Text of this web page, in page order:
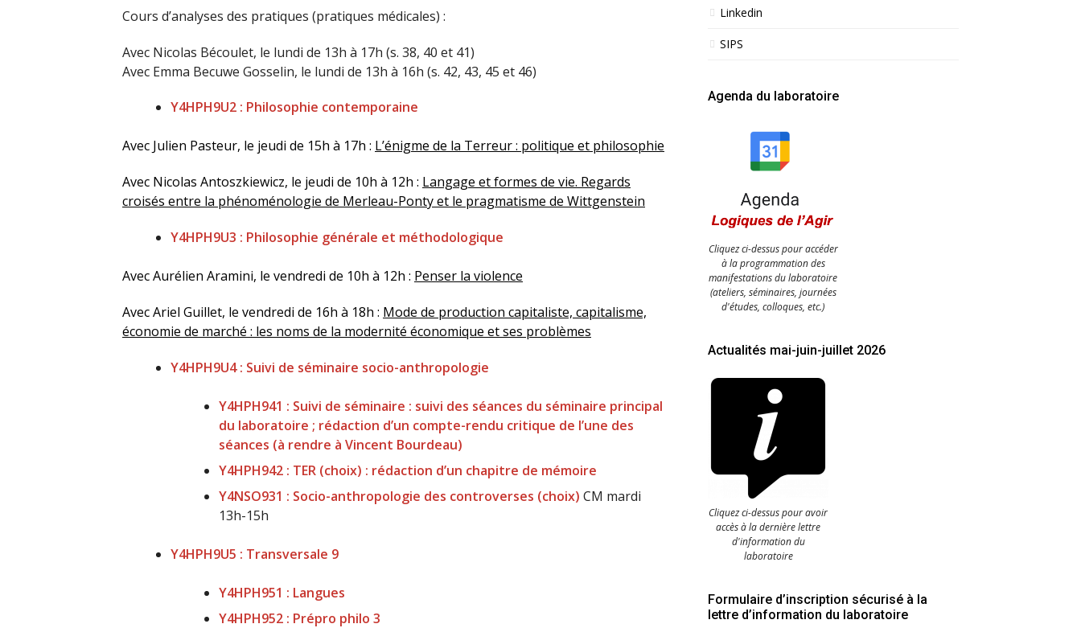
Cours d’analyses des pratiques (pratiques médicales) :
Avec Nicolas Bécoulet, le lundi de 13h à 17h (s. 38, 40 et 41)
Avec Emma Becuwe Gosselin, le lundi de 13h à 16h (s. 42, 43, 45 et 46)
Y4HPH9U2 : Philosophie contemporaine
Avec Julien Pasteur, le jeudi de 15h à 17h : L’énigme de la Terreur : politique et philosophie
Avec Nicolas Antoszkiewicz, le jeudi de 10h à 12h : Langage et formes de vie. Regards
croisés entre la phénoménologie de Merleau-Ponty et le pragmatisme de Wittgenstein
Y4HPH9U3 : Philosophie générale et méthodologique
Avec Aurélien Aramini, le vendredi de 10h à 12h : Penser la violence
Avec Ariel Guillet, le vendredi de 16h à 18h : Mode de production capitaliste, capitalisme,
économie de marché : les noms de la modernité économique et ses problèmes
Y4HPH9U4 : Suivi de séminaire socio-anthropologie
Y4HPH941 : Suivi de séminaire : suivi des séances du séminaire principal
du laboratoire ; rédaction d’un compte-rendu critique de l’une des
séances (à rendre à Vincent Bourdeau)
Y4HPH942 : TER (choix) : rédaction d’un chapitre de mémoire
Y4NSO931 : Socio-anthropologie des controverses (choix) CM mardi
13h-15h
Y4HPH9U5 : Transversale 9
Y4HPH951 : Langues
Y4HPH952 : Prépro philo 3
Linkedin
SIPS
Agenda du laboratoire
Cliquez ci-dessus pour accéder
à la programmation des
manifestations du laboratoire
(ateliers, séminaires, journées
d'études, colloques, etc.)
Actualités mai-juin-juillet 2026
Cliquez ci-dessus pour avoir
accès à la dernière lettre
d'information du
laboratoire
Formulaire d’inscription sécurisé à la
lettre d’information du laboratoire